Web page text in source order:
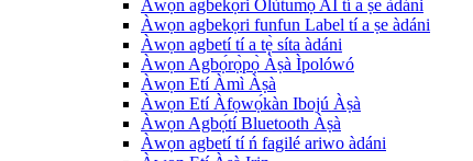
Àwọn agbekọri Olùtumọ̀ AI tí a ṣe àdáni
Àwọn agbekọri funfun Label tí a ṣe àdáni
Àwọn agbetí tí a tẹ̀ síta àdáni
Àwọn Agbọ́rọ̀pọ̀ Àṣà Ìpolówó
Àwọn Etí Àmì Àṣà
Àwọn Etí Àfọwọ́kàn Ibojú Àṣà
Àwọn Agbọ́tí Bluetooth Àṣà
Àwọn agbetí tí ń fagilé ariwo àdáni